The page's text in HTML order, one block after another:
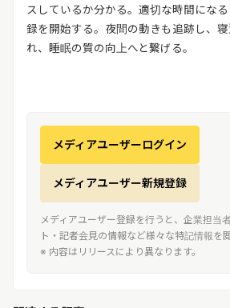
スしているか分かる。適切な時間にな
録を開始する。夜間の動きも追跡し、
れ、睡眠の質の向上へと繋げる。
メディアユーザーログイン
メディアユーザー新規登録
メディアユーザー登録を行うと、企業担当
ト・記者会見の情報など様々な特記情報を
※ 内容はリリースにより異なります。